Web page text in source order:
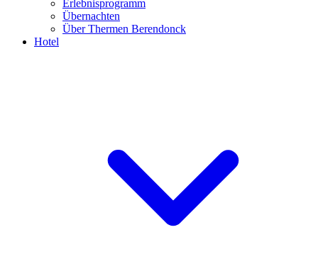
Erlebnisprogramm
Übernachten
Über Thermen Berendonck
Hotel